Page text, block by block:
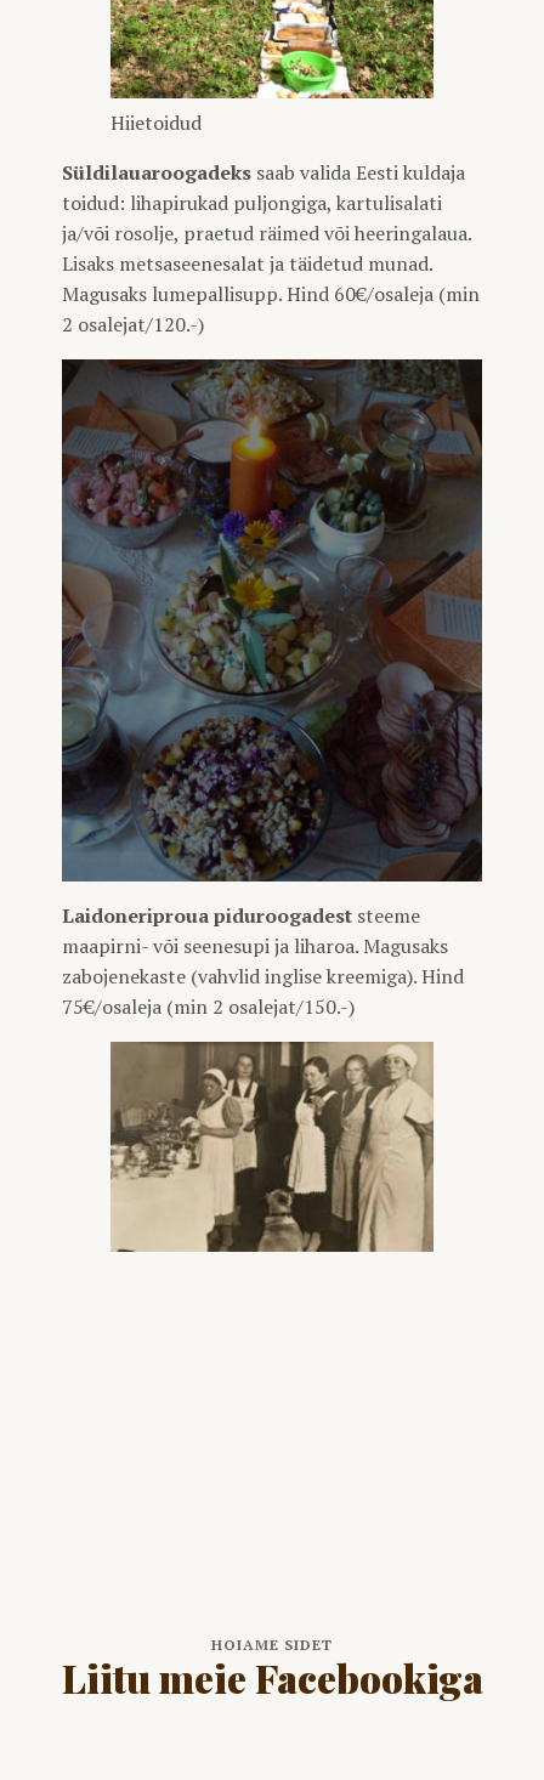
Hiietoidud
Süldilauaroogadeks saab valida Eesti kuldaja
toidud: lihapirukad puljongiga, kartulisalati
ja/või rosolje, praetud räimed või heeringalaua.
Lisaks metsaseenesalat ja täidetud munad.
Magusaks lumepallisupp. Hind 60€/osaleja (min
2 osalejat/120.-)
Laidoneriproua piduroogadest steeme
maapirni- või seenesupi ja liharoa. Magusaks
zabojenekaste (vahvlid inglise kreemiga). Hind
75€/osaleja (min 2 osalejat/150.-)
HOIAME SIDET
Liitu meie Facebookiga